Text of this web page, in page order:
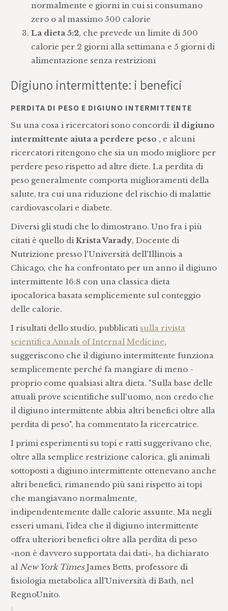
normalmente e giorni in cui si consumano
zero o al massimo 500 calorie
La dieta 5:2, che prevede un limite di 500
calorie per 2 giorni alla settimana e 5 giorni di
alimentazione senza restrizioni
Digiuno intermittente: i benefici
PERDITA DI PESO E DIGIUNO INTERMITTENTE
Su una cosa i ricercatori sono concordi:il digiuno
intermittente aiuta a perdere peso , e alcuni
ricercatori ritengono che sia un modo migliore per
perdere peso rispetto ad altre diete. La perdita di
peso generalmente comporta miglioramenti della
salute, tra cui una riduzione del rischio di malattie
cardiovascolari e diabete.
Diversi gli studi che lo dimostrano. Uno fra i più
citati è quello diKrista Varady, Docente di
Nutrizione presso l'Università dell'Illinois a
Chicago, che ha confrontato per un anno il digiuno
intermittente 16:8 con una classica dieta
ipocalorica basata semplicemente sul conteggio
delle calorie.
I risultati dello studio, pubblicati sulla rivista
scientifica Annals of Internal Medicine,
suggeriscono che il digiuno intermittente funziona
semplicemente perché fa mangiare di meno -
proprio come qualsiasi altra dieta. "Sulla base delle
attuali prove scientifiche sull'uomo, non credo che
il digiuno intermittente abbia altri benefici oltre alla
perdita di peso", ha commentato la ricercatrice.
I primi esperimenti su topi e ratti suggerivano che,
oltre alla semplice restrizione calorica, gli animali
sottoposti a digiuno intermittente ottenevano anche
altri benefici, rimanendo più sani rispetto ai topi
che mangiavano normalmente,
indipendentemente dalle calorie assunte. Ma negli
esseri umani, l’idea che il digiuno intermittente
offra ulteriori benefici oltre alla perdita di peso
«non è davvero supportata dai dati», ha dichiarato
al New York TimesJames Betts, professore di
fisiologia metabolica all’Università di Bath, nel
RegnoUnito.